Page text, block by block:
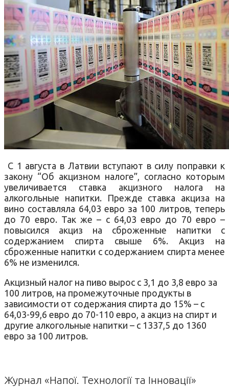
С 1 августа в Латвии вступают в силу поправки к
закону “Об акцизном налоге”, согласно которым
увеличивается ставка акцизного налога на
алкогольные напитки. Прежде ставка акциза на
вино составляла 64,03 евро за 100 литров, теперь
до 70 евро. Так же – с 64,03 евро до 70 евро –
повысился акциз на сброженные напитки с
содержанием спирта свыше 6%. Акциз на
сброженные напитки с содержанием спирта менее
6% не изменился.
Акцизный налог на пиво вырос с 3,1 до 3,8 евро за
100 литров, на промежуточные продукты в
зависимости от содержания спирта до 15% – с
64,03-99,6 евро до 70-110 евро, а акциз на спирт и
другие алкогольные напитки – с 1337,5 до 1360
евро за 100 литров.
Журнал «Напої. Технології та Інновації»